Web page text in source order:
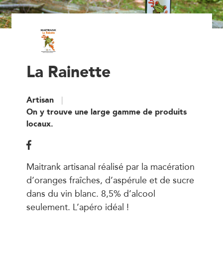
La Rainette
Artisan
On y trouve une large gamme de produits
locaux.
Maitrank artisanal réalisé par la macération
d’oranges fraîches, d’aspérule et de sucre
dans du vin blanc. 8,5% d’alcool
seulement. L’apéro idéal !